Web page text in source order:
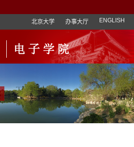
北京大学 办事大厅 ENGLISH